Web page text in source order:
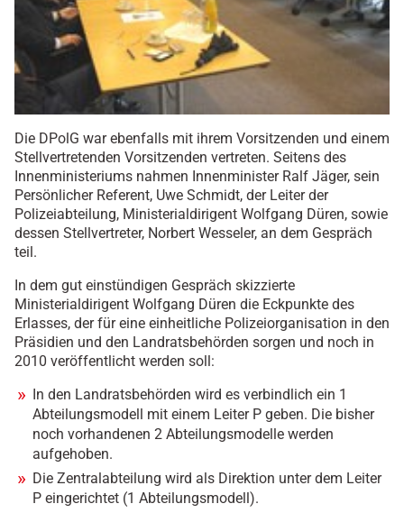
Die DPolG war ebenfalls mit ihrem Vorsitzenden und einem
Stellvertretenden Vorsitzenden vertreten. Seitens des
Innenministeriums nahmen Innenminister Ralf Jäger, sein
Persönlicher Referent, Uwe Schmidt, der Leiter der
Polizeiabteilung, Ministerialdirigent Wolfgang Düren, sowie
dessen Stellvertreter, Norbert Wesseler, an dem Gespräch
teil.
In dem gut einstündigen Gespräch skizzierte
Ministerialdirigent Wolfgang Düren die Eckpunkte des
Erlasses, der für eine einheitliche Polizeiorganisation in den
Präsidien und den Landratsbehörden sorgen und noch in
2010 veröffentlicht werden soll:
In den Landratsbehörden wird es verbindlich ein 1
Abteilungsmodell mit einem Leiter P geben. Die bisher
noch vorhandenen 2 Abteilungsmodelle werden
aufgehoben.
Die Zentralabteilung wird als Direktion unter dem Leiter
P eingerichtet (1 Abteilungsmodell).